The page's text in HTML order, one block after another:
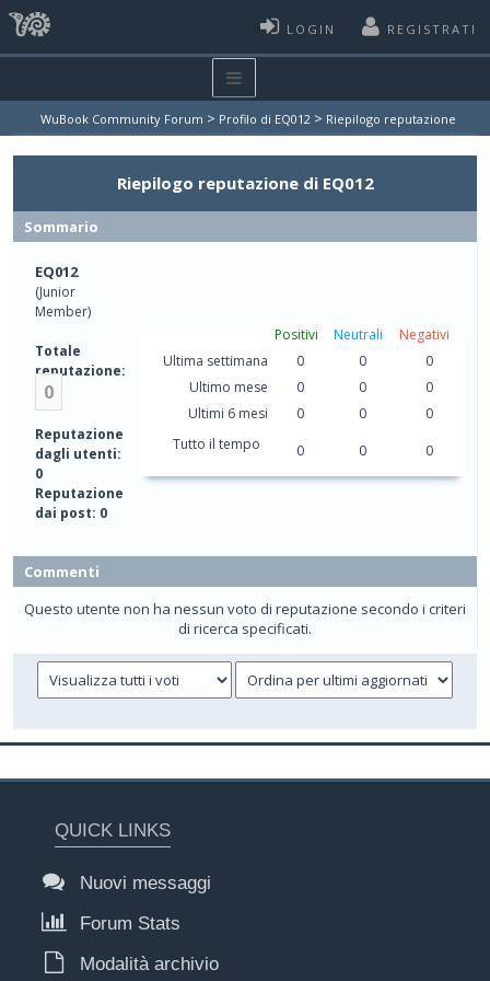
LOGIN REGISTRATI
WuBook Community Forum > Profilo di EQ012 > Riepilogo reputazione
Riepilogo reputazione di EQ012
Sommario
EQ012
(Junior
Member)
Totale
reputazione:
0
Reputazione
dagli utenti:
0
Reputazione
dai post: 0
Positivi Neutrali
Negativi
Ultima settimana
0 0
0
Ultimo mese
0 0
0
Ultimi 6 mesi
0 0
0
Tutto il tempo
0 0 0
Commenti
Questo utente non ha nessun voto di reputazione secondo i criteri
di ricerca specificati.
QUICK LINKS
Nuovi messaggi
Forum Stats
Modalità archivio